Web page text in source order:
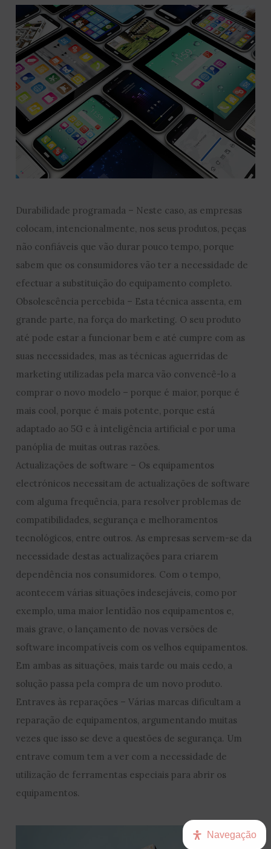
Durabilidade programada – Neste caso, as empresas
colocam, intencionalmente, nos seus produtos, peças
não confiáveis que vão durar pouco tempo, porque
sabem que os consumidores vão ter a necessidade de
efectuar a substituição do equipamento completo.
Obsolescência percebida – Esta técnica assenta, em
grande parte, na força do marketing. O seu produto
até pode estar a funcionar bem e até cumpre com as
suas necessidades, mas as técnicas aguerridas de
marketing utilizadas pela marca vão convencê-lo a
comprar o novo modelo – porque é maior, porque é
mais cool, porque é mais potente, porque está
adaptado ao 5G e à inteligência artificial e por uma
panóplia de muitas outras razões.
Actualizações de software – Os equipamentos
electrónicos necessitam de actualizações de software
com alguma frequência, para resolver problemas de
compatibilidades, segurança e melhoramentos
tecnológicos, entre outros. As empresas servem-se da
necessidade destas actualizações para criarem
dependência nos consumidores. Com o tempo,
acontecem várias situações indesejáveis, como por
exemplo, uma maior lentidão nos equipamentos e,
mais grave, o lançamento de novas versões de
software incompatíveis com os velhos equipamentos.
Em ambas as situações, mais tarde ou mais cedo, a
solução passa pela compra de um novo produto.
Entraves às reparações – Várias marcas dificultam a
reparação de equipamentos, argumentando muitas
vezes que isso se deve a questões de segurança. Um
entrave comum tem a ver com a necessidade de
utilização de ferramentas especiais para abrir os
equipamentos.
Navegação